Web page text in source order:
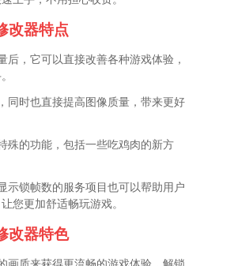
改器特点
后，它可以直接改善各种游戏体验，
同时也直接提高图像质量，带来更好
殊的功能，包括一些吃鸡肉的新方
示锁帧数的服务项目也可以帮助用户
您更加舒适畅玩游戏。
改器特色
画质来获得更流畅的游戏体验，解锁